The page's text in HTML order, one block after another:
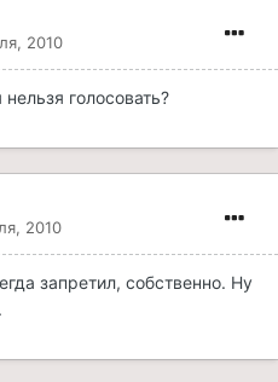
2010
голосовать?
2010
запретил, собственно. Ну